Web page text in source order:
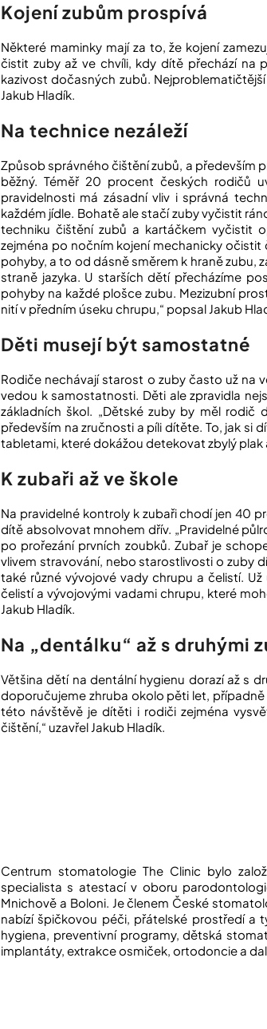
Kojení zubům prospívá
Některé maminky mají za to, že kojení
čistit zuby až ve chvíli, kdy dítě přechází na
kazivost dočasných zubů.
Jakub Hladík.
Na technice nezáleží
Způsob správného čištění zubů, a především
běžný. Téměř 20 procent českých rodičů
pravidelnosti má zásadní vliv i správná
každém jídle. Bohatě ale stačí zuby vyčistit
techniku čištění zubů a kartáčkem vyčistit
zejména po nočním kojení mechanicky
pohyby, a to od dásně směrem k hraně zubu,
straně jazyka. U starších dětí přecházíme
pohyby na každé plošce zubu. Mezizubní
nití v předním úseku chrupu,“ popsal Jakub
Děti musejí být samostatné
Rodiče nechávají starost o zuby často už na
vedou k samostatnosti. Děti ale zpravidla
základních škol. „Dětské zuby by měl rodič
především na zručnosti a píli dítěte. To, jak si
tabletami, které dokážou detekovat zbylý plak
K zubaři až ve škole
Na pravidelné kontroly k zubaři chodí jen 40
dítě absolvovat mnohem dřív. „Pravidelné
po prořezání prvních zoubků. Zubař je
vlivem stravování, nebo starostlivosti o zuby
také různé vývojové vady chrupu a čelistí.
čelistí a vývojovými vadami chrupu, které
Jakub Hladík.
Na „dentálku“ až s druhými
Většina dětí na dentální hygienu dorazí až s
doporučujeme zhruba okolo pěti let,
této návštěvě je dítěti i rodiči zejména
čištění,“ uzavřel Jakub Hladík.
Centrum stomatologie The Clinic bylo
specialista s atestací v oboru
Mnichově a Boloni. Je členem České
nabízí špičkovou péči, přátelské prostředí a
hygiena, preventivní programy, dětská
implantáty, extrakce osmiček, ortodoncie a